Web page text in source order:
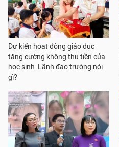
Dự kiến hoạt động giáo dục
tăng cường không thu tiền của
học sinh: Lãnh đạo trường nói
gì?